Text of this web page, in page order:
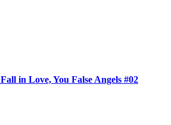
Fall in Love, You False Angels #02